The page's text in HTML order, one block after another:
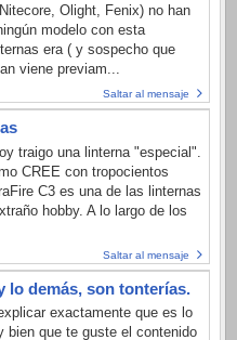
Olight, Fenix) no han
modelo con esta
era ( y sospecho que
viene previam...
Saltar al mensaje
traigo una linterna "especial".
CREE con tropocientos
C3 es una de las linternas
hobby. A lo largo de los
Saltar al mensaje
lo demás, son tonterías.
exactamente que es lo
bien que te guste el contenido